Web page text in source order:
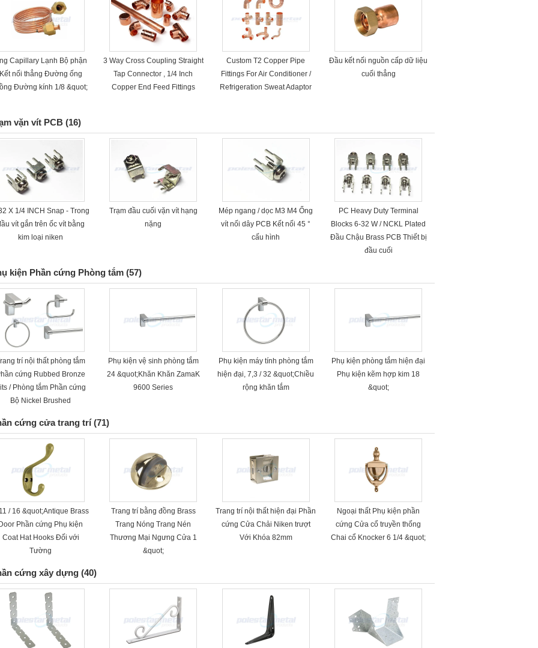
Capillary Lạnh Bộ phận
Kết nối thẳng Đường ống
Đường kính 1/8 &quot;
3 Way Cross Coupling Straight
Tap Connector , 1/4 Inch
Copper End Feed Fittings
Custom T2 Copper Pipe
Fittings For Air Conditioner /
Refrigeration Sweat Adaptor
Đầu kết nối nguồn cấp dữ liệu
cuối thẳng
vặn vít PCB (16)
X 1/4 INCH Snap - Trong
vít gắn trên ốc vít bằng
kim loại niken
Trạm đầu cuối vặn vít hạng
nặng
Mép ngang / dọc M3 M4 Ống
vít nối dây PCB Kết nối 45 °
cấu hình
PC Heavy Duty Terminal
Blocks 6-32 W / NCKL Plated
Đầu Chậu Brass PCB Thiết bị
đầu cuối
kiện Phần cứng Phòng tắm (57)
trí nội thất phòng tắm
cứng Rubbed Bronze
/ Phòng tắm Phần cứng
Bộ Nickel Brushed
Phụ kiện vệ sinh phòng tắm
24 &quot;Khăn Khăn ZamaK
9600 Series
Phụ kiện máy tính phòng tắm
hiện đại, 7,3 / 32 &quot;Chiều
rộng khăn tắm
Phụ kiện phòng tắm hiện đại
Phụ kiện kẽm hợp kim 18
&quot;
cứng cửa trang trí (71)
/ 16 &quot;Antique Brass
Door Phần cứng Phụ kiện
Coat Hat Hooks Đối với
Tường
Trang trí bằng đồng Brass
Trang Nóng Trang Nén
Thương Mại Ngưng Cửa 1
&quot;
Trang trí nội thất hiện đại Phần
cứng Cửa Chải Niken trượt
Với ​​Khóa 82mm
Ngoại thất Phụ kiện phần
cứng Cửa cổ truyền thống
Chai cổ Knocker 6 1/4 &quot;
cứng xây dựng (40)